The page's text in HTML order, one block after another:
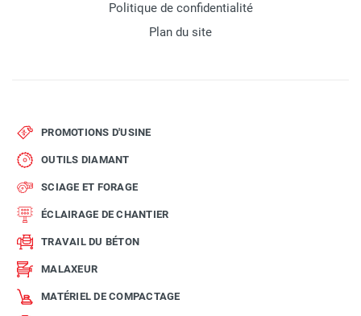
Politique de confidentialité
Plan du site
PROMOTIONS D'USINE
OUTILS DIAMANT
SCIAGE ET FORAGE
ÉCLAIRAGE DE CHANTIER
TRAVAIL DU BÉTON
MALAXEUR
MATÉRIEL DE COMPACTAGE